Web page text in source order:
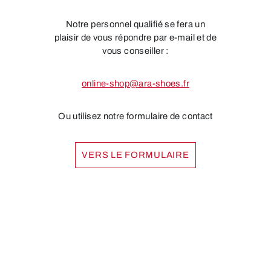
Notre personnel qualifié se fera un
plaisir de vous répondre par e-mail et de
vous conseiller :
online-shop@ara-shoes.fr
Ou utilisez notre formulaire de contact
VERS LE FORMULAIRE